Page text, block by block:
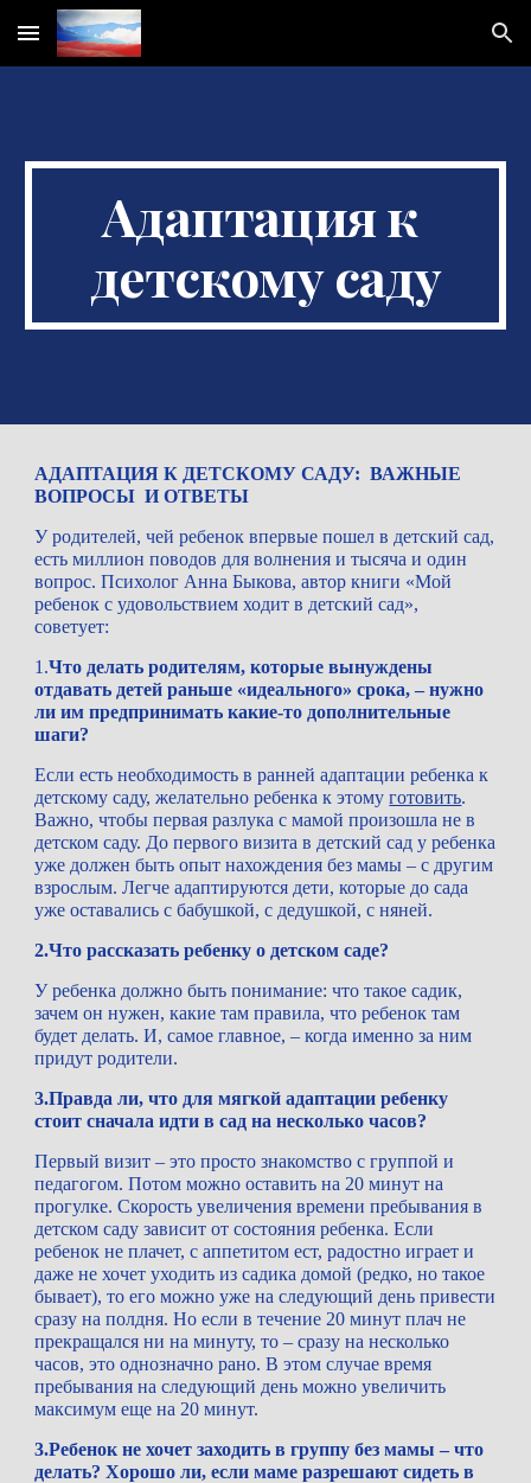
Skip to main content Skip to navigation
Адаптация к
детскому саду
АДАПТАЦИЯ К ДЕТСКОМУ САДУ:  ВАЖНЫЕ
ВОПРОСЫ  И ОТВЕТЫ
У родителей, чей ребенок впервые пошел в детский сад,
есть миллион поводов для волнения и тысяча и один
вопрос. Психолог Анна Быкова, автор книги «Мой
ребенок с удовольствием ходит в детский сад»,
советует:
1.Что делать родителям, которые вынуждены
отдавать детей раньше «идеального» срока, – нужно
ли им предпринимать какие-то дополнительные
шаги?
Если есть необходимость в ранней адаптации ребенка к
детскому саду, желательно ребенка к этому готовить.
Важно, чтобы первая разлука с мамой произошла не в
детском саду. До первого визита в детский сад у ребенка
уже должен быть опыт нахождения без мамы – с другим
взрослым. Легче адаптируются дети, которые до сада
уже оставались с бабушкой, с дедушкой, с няней.
2.Что рассказать ребенку о детском саде?
У ребенка должно быть понимание: что такое садик,
зачем он нужен, какие там правила, что ребенок там
будет делать. И, самое главное, – когда именно за ним
придут родители.
3.Правда ли, что для мягкой адаптации ребенку
стоит сначала идти в сад на несколько часов?
Первый визит – это просто знакомство с группой и
педагогом. Потом можно оставить на 20 минут на
прогулке. Скорость увеличения времени пребывания в
детском саду зависит от состояния ребенка. Если
ребенок не плачет, с аппетитом ест, радостно играет и
даже не хочет уходить из садика домой (редко, но такое
бывает), то его можно уже на следующий день привести
сразу на полдня. Но если в течение 20 минут плач не
прекращался ни на минуту, то – сразу на несколько
часов, это однозначно рано. В этом случае время
пребывания на следующий день можно увеличить
максимум еще на 20 минут.
3.Ребенок не хочет заходить в группу без мамы – что
делать? Хорошо ли, если маме разрешают сидеть в